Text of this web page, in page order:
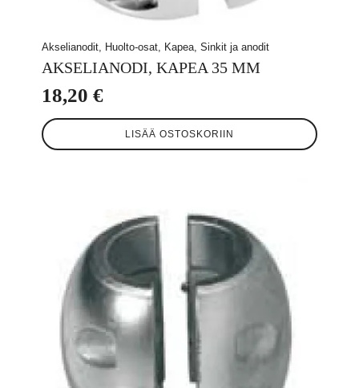
Akselianodit, Huolto-osat, Kapea, Sinkit ja anodit
AKSELIANODI, KAPEA 35 MM
18,20 €
LISÄÄ OSTOSKORIIN